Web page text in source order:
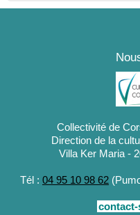
Collectivité de
Direction de la
Villa Ker Maria -
Tél : 04 95 10 98 62